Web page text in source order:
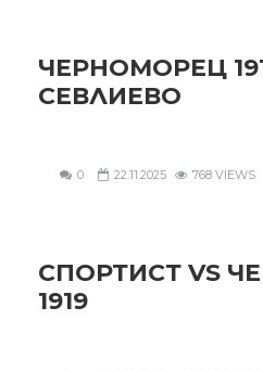
ЧЕРНОМОРЕЦ
СЕВЛИЕВО
0 22.11.2025 768 VIEWS
СПОРТИСТ VS
1919